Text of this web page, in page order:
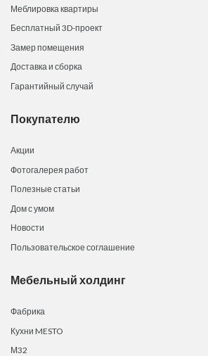
Меблировка квартиры
Бесплатный 3D-проект
Замер помещения
Доставка и сборка
Гарантийный случай
Покупателю
Акции
Фотогалерея работ
Полезные статьи
Дом с умом
Новости
Пользовательское соглашение
Мебельный холдинг
Фабрика
Кухни MESTO
М32